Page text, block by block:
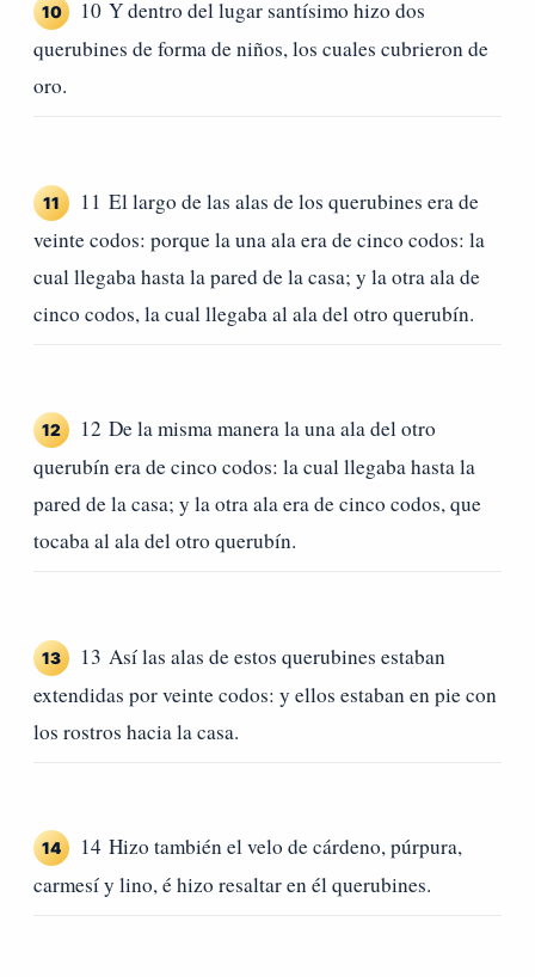
10
10 Y dentro del lugar santísimo hizo dos
querubines de forma de niños, los cuales cubrieron de
oro.
11
11 El largo de las alas de los querubines era de
veinte codos: porque la una ala era de cinco codos: la
cual llegaba hasta la pared de la casa; y la otra ala de
cinco codos, la cual llegaba al ala del otro querubín.
12
12 De la misma manera la una ala del otro
querubín era de cinco codos: la cual llegaba hasta la
pared de la casa; y la otra ala era de cinco codos, que
tocaba al ala del otro querubín.
13
13 Así las alas de estos querubines estaban
extendidas por veinte codos: y ellos estaban en pie con
los rostros hacia la casa.
14
14 Hizo también el velo de cárdeno, púrpura,
carmesí y lino, é hizo resaltar en él querubines.